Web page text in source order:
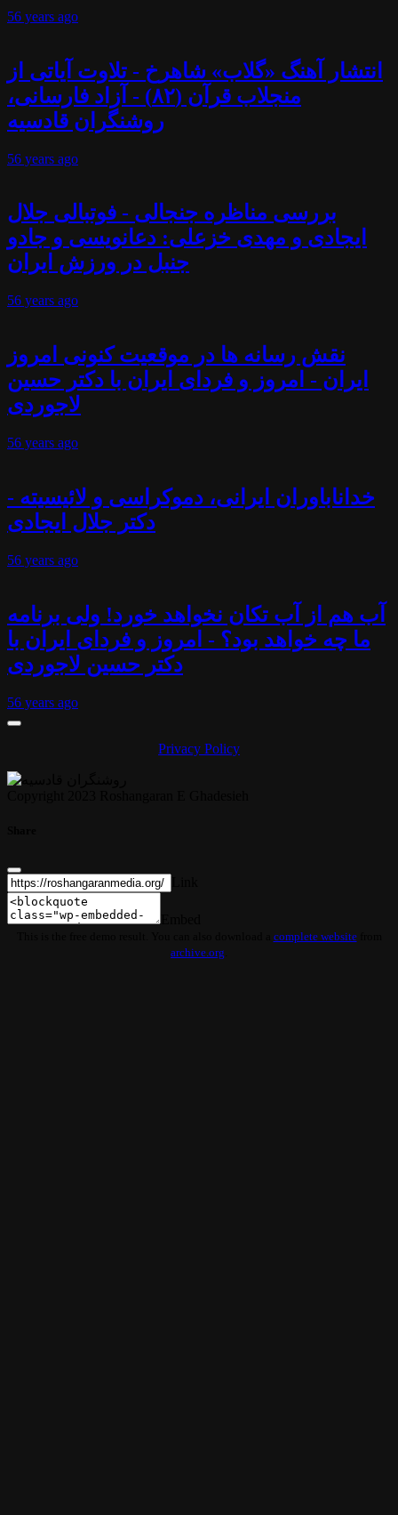
56 years ago
انتشار آهنگ «گلاب» شاهرخ - تلاوت آیاتی از
منجلاب قرآن (۸۲) - آزاد فارسانی،
روشنگران قادسیه
56 years ago
بررسی مناظره جنجالی - فوتبالی جلال
ایجادی و مهدی خزعلی: دعانویسی و جادو
جنبل در ورزش ایران
56 years ago
نقش رسانه ها در موقعیت کنونی امروز
ایران - امروز و فردای ایران با دکتر حسین
لاجوردی
56 years ago
خداناباوران ایرانی، دموکراسی و لائیسیته -
دکتر جلال ایجادی
56 years ago
آب هم از آب تکان نخواهد خورد! ولی برنامه
ما چه خواهد بود؟ - امروز و فردای ایران با
دکتر حسین لاجوردی
56 years ago
Privacy Policy
complete websitefrom
archive.org